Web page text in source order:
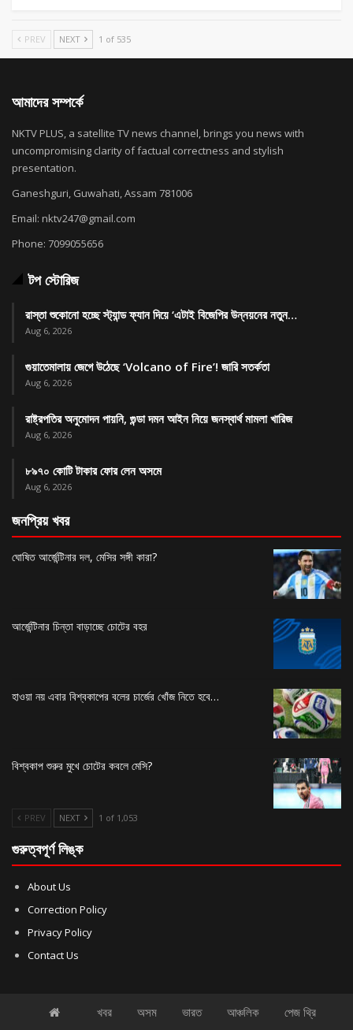
PREV NEXT 1 of 535
আমাদের সম্পর্কে
NKTV PLUS, a satellite TV news channel, brings you news with
uncompromising clarity of factual correctness and stylish
presentation.
Ganeshguri, Guwahati, Assam 781006
Email: nktv247@gmail.com
Phone: 7099055656
টপ স্টোরিজ
রাস্তা শুকোনো হচ্ছে স্ট্যান্ড ফ্যান দিয়ে ‘এটাই বিজেপির উন্নয়নের নতুন…
Aug 6, 2026
গুয়াতেমালায় জেগে উঠেছে ‘Volcano of Fire’! জারি সতর্কতা
Aug 6, 2026
রাষ্ট্রপতির অনুমোদন পায়নি, গুন্ডা দমন আইন নিয়ে জনস্বার্থ মামলা খারিজ
Aug 6, 2026
৮৯৭০ কোটি টাকার ফোর লেন অসমে
Aug 6, 2026
জনপ্রিয় খবর
ঘোষিত আর্জেন্টিনার দল, মেসির সঙ্গী কারা?
আর্জেন্টিনার চিন্তা বাড়াচ্ছে চোটের বহর
হাওয়া নয় এবার বিশ্বকাপের বলের চার্জের খোঁজ নিতে হবে…
বিশ্বকাপ শুরুর মুখে চোটের কবলে মেসি?
PREV NEXT 1 of 1,053
গুরুত্বপূর্ণ লিঙ্ক
About Us
Correction Policy
Privacy Policy
Contact Us
খবর অসম ভারত আঞ্চলিক পেজ থ্রি